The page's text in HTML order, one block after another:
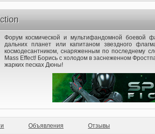
Форум космической и мультифандомной боевой
дальних планет или капитаном звездного
космодесантником, снаряженным по последнему
Mass Effect! Борись с холодом в заснеженном
жарких песках Дюны!
Объявления Отзывы